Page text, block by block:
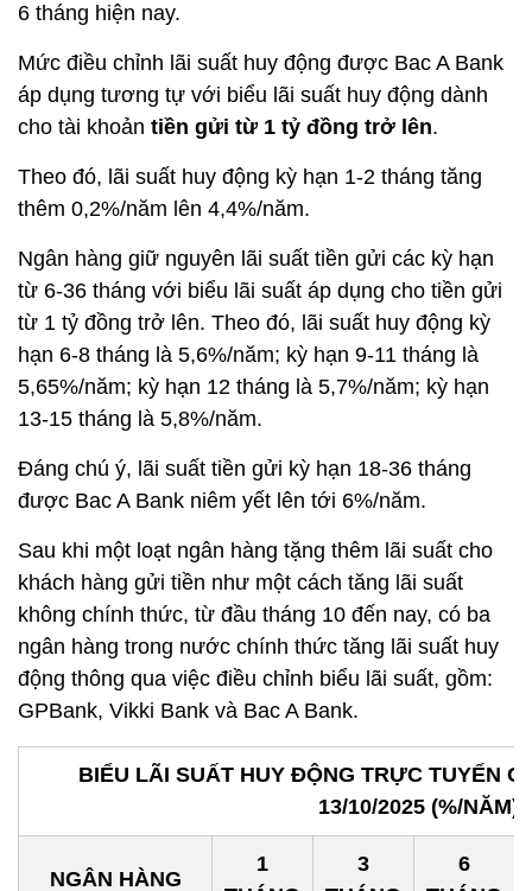
6 tháng hiện nay.
Mức điều chỉnh lãi suất huy động được Bac A Bank
áp dụng tương tự với biểu lãi suất huy động dành
cho tài khoản tiền gửi từ 1 tỷ đồng trở lên.
Theo đó, lãi suất huy động kỳ hạn 1-2 tháng tăng
thêm 0,2%/năm lên 4,4%/năm.
Ngân hàng giữ nguyên lãi suất tiền gửi các kỳ hạn
từ 6-36 tháng với biểu lãi suất áp dụng cho tiền gửi
từ 1 tỷ đồng trở lên. Theo đó, lãi suất huy động kỳ
hạn 6-8 tháng là 5,6%/năm; kỳ hạn 9-11 tháng là
5,65%/năm; kỳ hạn 12 tháng là 5,7%/năm; kỳ hạn
13-15 tháng là 5,8%/năm.
Đáng chú ý, lãi suất tiền gửi kỳ hạn 18-36 tháng
được Bac A Bank niêm yết lên tới 6%/năm.
Sau khi một loạt ngân hàng tặng thêm lãi suất cho
khách hàng gửi tiền như một cách tăng lãi suất
không chính thức, từ đầu tháng 10 đến nay, có ba
ngân hàng trong nước chính thức tăng lãi suất huy
động thông qua việc điều chỉnh biểu lãi suất, gồm:
GPBank, Vikki Bank và Bac A Bank.
BIỂU LÃI SUẤT HUY ĐỘNG TRỰC TUYẾN
13/10/2025 (%/NĂM)
NGÂN HÀNG
1
3
6